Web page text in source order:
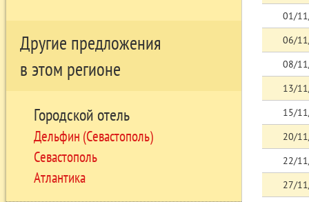
Другие предложения
в этом регионе
Городской отель
Дельфин (Севастополь)
Севастополь
Атлантика
01/
06/
08/
13/
15/
20/
22/
27/